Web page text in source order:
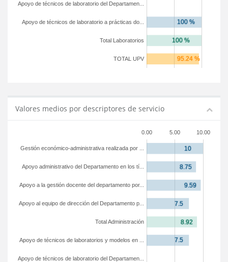
TOTAL UPV
Total Laboratorios
Apoyo de técnicos de laboratorio a prácticas do...
Apoyo de técnicos de laboratorio del Departamen...
Valores medios por descriptores de servicio
0.00 5.00 10.00
Apoyo de técnicos de laboratorio del Departamen...
Apoyo de técnicos de laboratorios y modelos en ...
Total Administración
Apoyo al equipo de dirección del Departamento p...
Apoyo a la gestión docente del departamento por...
Apoyo administrativo del Departamento en los tí...
Gestión económico-administrativa realizada por ...